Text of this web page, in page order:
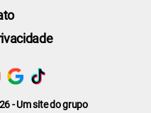
- Um site do grupo